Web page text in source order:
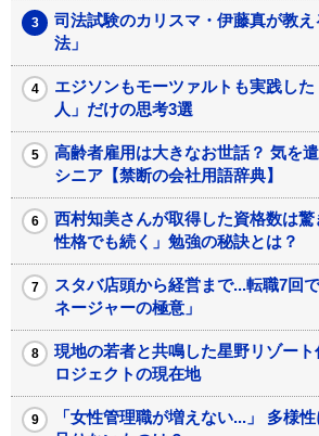
司法試験のカリスマ・伊藤真が教
法」
エジソンもモーツァルトも実践し
人」だけの思考3選
高齢者雇用は大きなお世話？ 気を
シニア【禁断の会社用語辞典】
西村知美さんが取得した資格数は
性格でも続く」勉強の秘訣とは？
スタバ店頭から経営まで...転職7回
ネージャーの極意」
現地の若者と共鳴した星野リゾー
ロジェクトの現在地
「女性管理職が増えない...」 多様